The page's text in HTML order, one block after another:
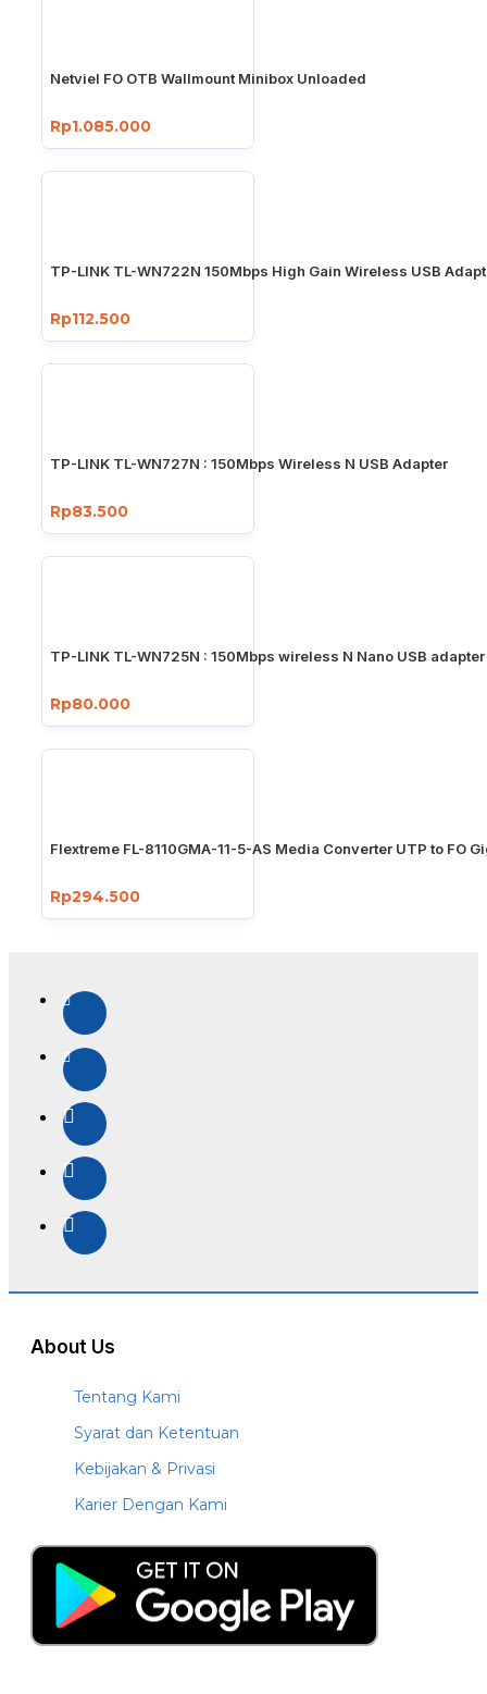
Netviel FO OTB Wallmount Minibox Unloaded
Rp1.085.000
TP-LINK TL-WN722N 150Mbps High Gain Wireless USB
Rp112.500
TP-LINK TL-WN727N : 150Mbps Wireless N USB Adapter
Rp83.500
TP-LINK TL-WN725N : 150Mbps wireless N Nano USB adapter
Rp80.000
Flextreme FL-8110GMA-11-5-AS Media Converter UTP to FO
Rp294.500
About Us
Tentang Kami
Syarat dan Ketentuan
Kebijakan & Privasi
Karier Dengan Kami